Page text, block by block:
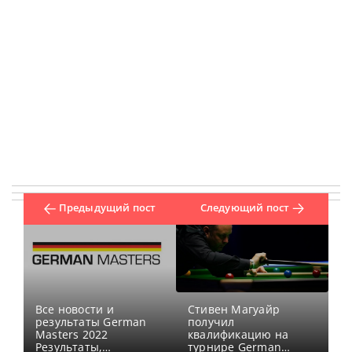
Предыдущий пост
Все новости и
результаты German
Masters 2022
Результаты,
Следующий пост
Стивен Магуайр
получил
квалификацию на
турнире German